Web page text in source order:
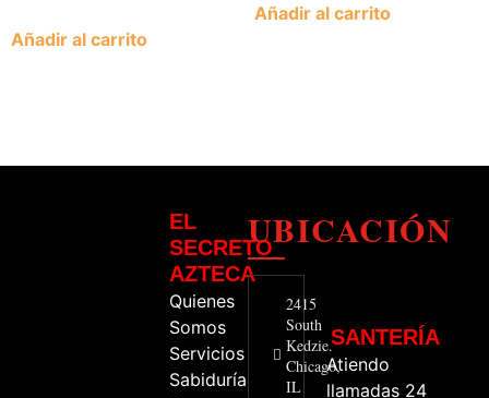
Añadir al carrito
Añadir al carrito
EL
SECRETO
AZTECA
Quienes
Somos
Servicios
Sabiduría
UBICACIÓN
2415
South
Kedzie.
Chicago,
IL
SANTERÍA
Atiendo
llamadas 24